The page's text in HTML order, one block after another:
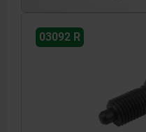
03092 R